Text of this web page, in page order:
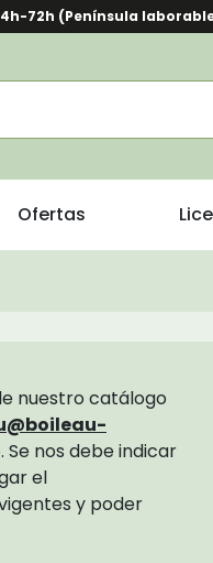
72h (Península
Ofertas
nuestro catálogo
nos debe indicar
el
y poder